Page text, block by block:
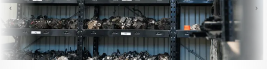
‹ ›